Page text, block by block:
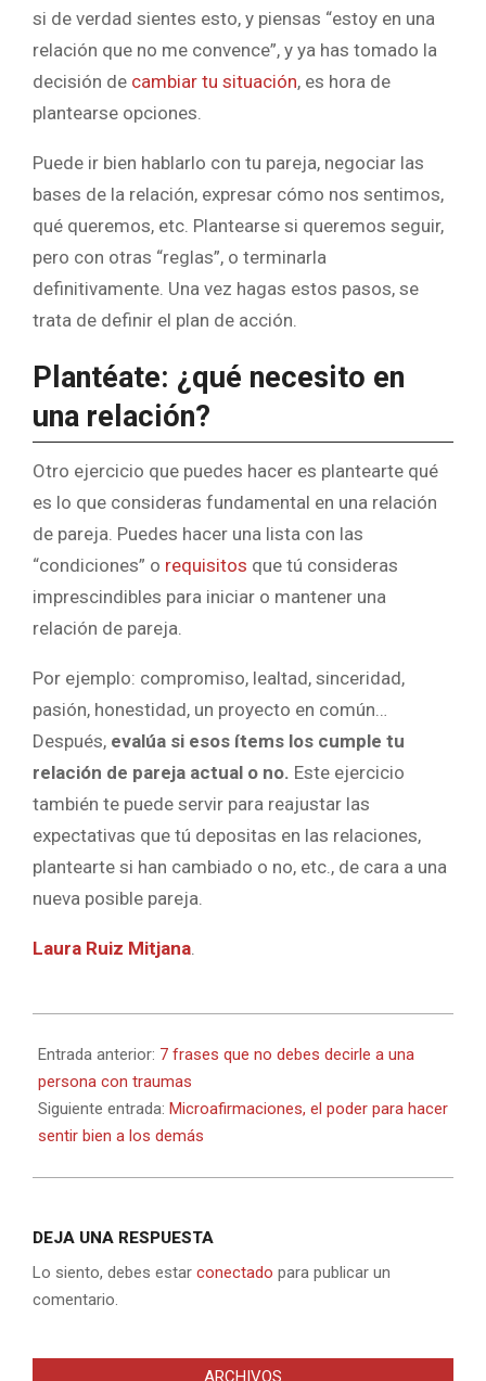
si de verdad sientes esto, y piensas “estoy en una
relación que no me convence”, y ya has tomado la
decisión de cambiar tu situación, es hora de
plantearse opciones.
Puede ir bien hablarlo con tu pareja, negociar las
bases de la relación, expresar cómo nos sentimos,
qué queremos, etc. Plantearse si queremos seguir,
pero con otras “reglas”, o terminarla
definitivamente. Una vez hagas estos pasos, se
trata de definir el plan de acción.
Plantéate: ¿qué necesito en
una relación?
Otro ejercicio que puedes hacer es plantearte qué
es lo que consideras fundamental en una relación
de pareja. Puedes hacer una lista con las
“condiciones” o requisitos que tú consideras
imprescindibles para iniciar o mantener una
relación de pareja.
Por ejemplo: compromiso, lealtad, sinceridad,
pasión, honestidad, un proyecto en común…
Después, evalúa si esos ítems los cumple tu
relación de pareja actual o no. Este ejercicio
también te puede servir para reajustar las
expectativas que tú depositas en las relaciones,
plantearte si han cambiado o no, etc., de cara a una
nueva posible pareja.
Laura Ruiz Mitjana
12-
02
Entrada anterior: 7 frases que no debes decirle a una
persona con traumas
Siguiente entrada: Microafirmaciones, el poder para hacer
sentir bien a los demás
DEJA UNA RESPUESTA
Lo siento, debes estar conectado para publicar un
comentario.
ARCHIVOS